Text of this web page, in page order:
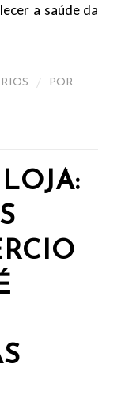
a saúde da
/ POR